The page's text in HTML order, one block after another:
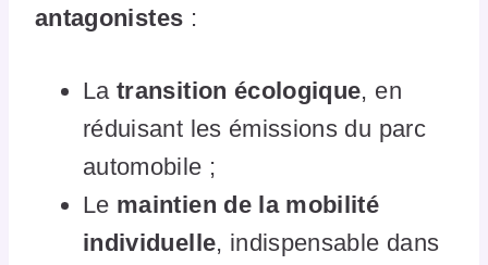
antagonistes :
Latransition écologique, en
réduisant les émissions du parc
automobile ;
Le maintien de la mobilité
individuelle, indispensable dans